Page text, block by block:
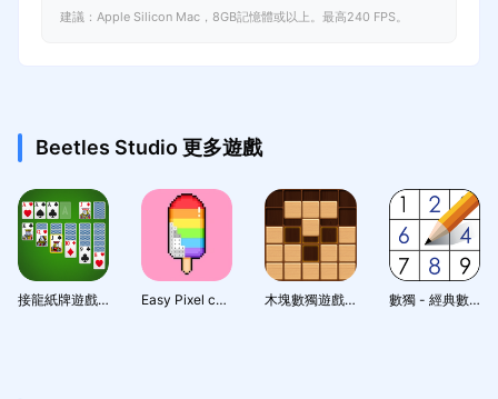
建議：Apple Silicon Mac，8GB記憶體或以上。最高240 FPS。
Beetles Studio 更多遊戲
接龍紙牌遊戲 - 經典接龍紙牌遊戲 Easy Pixel color sandbox: 按數字編號完成像素畫，你的首選休閒時間填色遊戲 木塊數獨遊戲-益智遊戲 數獨 - 經典數獨謎題